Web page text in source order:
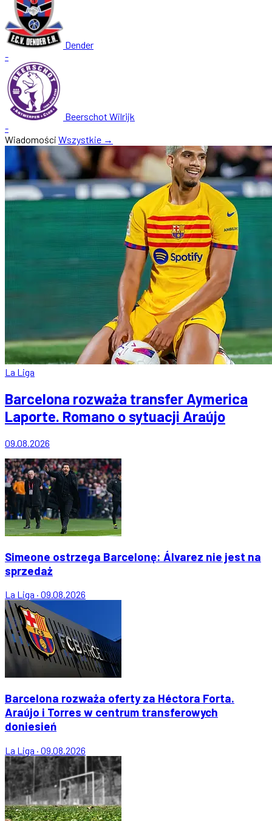
Dender
-
Beerschot Wilrijk
-
Wiadomości Wszystkie →
La Liga
Barcelona rozważa transfer Aymerica
Laporte. Romano o sytuacji Araújo
09.08.2026
Simeone ostrzega Barcelonę: Álvarez nie jest na
sprzedaż
La Liga · 09.08.2026
Barcelona rozważa oferty za Héctora Forta.
Araújo i Torres w centrum transferowych
doniesień
La Liga · 09.08.2026